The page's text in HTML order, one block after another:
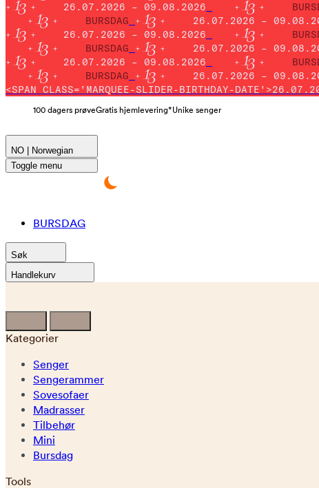
26.07.2026 – 09.08.2026
BURSDAG
26.07.2026 –
26.07.2026 – 09.08.2026
BURSDAG
26.07.2026 –
26.07.2026 – 09.08.2026
BURSDAG
26.07.2026 –
<SPAN CLASS='MARQUEE-SLIDER-BIRTHDAY-
100 dagers prøveGratis hjemlevering*Unike senger
NO | Norwegian
Toggle menu
BURSDAG
Søk
Handlekurv
Kategorier
Senger
Sengerammer
Sovesofaer
Madrasser
Tilbehør
Mini
Bursdag
Tools